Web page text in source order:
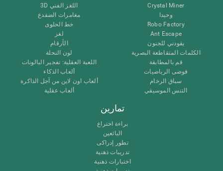
Crystal Miner
وحيدا
Robo Factory
Ant Escape
يقودني للجنون
الكلمات المتقاطعة البصرية
قم بالمطابقة
فوضى الرياضيات
سباق الرخام
التنس الموسيقي
اللغز الفني 3D
مغامرات الضفدع
خط الحلوى
لغز
الأرقام
لون النحلة
اللعبة العقلية: تفجير البالونات
ألعاب الذكاء
ألعاب اون لاين من آجل الذاكرة
ألعاب عقلية
تمارين
براءة اختراع
البائعين
تطور إدراكى
تدريبات ذهنية
اختبارات ذهنية